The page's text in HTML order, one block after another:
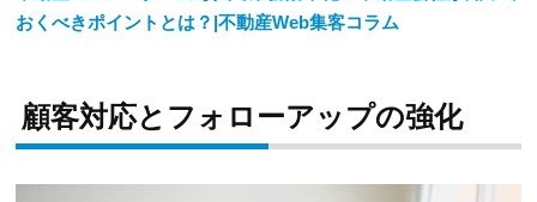
おくべきポイントとは？|不動産Web集客コラム
顧客対応とフォローアップの強化